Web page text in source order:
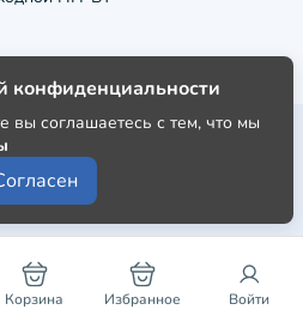
Корзина Избранное Войти
конфиденциальности
вы соглашаетесь с тем, что мы